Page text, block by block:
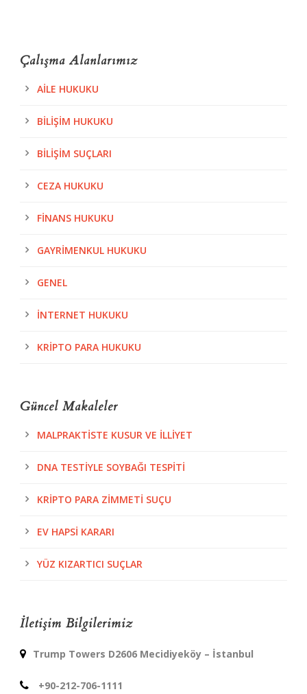
Çalışma Alanlarımız
AILE HUKUKU
BILIŞIM HUKUKU
BILIŞIM SUÇLARI
CEZA HUKUKU
FINANS HUKUKU
GAYRIMENKUL HUKUKU
GENEL
İNTERNET HUKUKU
KRIPTO PARA HUKUKU
Güncel Makaleler
MALPRAKTISTE KUSUR VE İLLIYET
DNA TESTIYLE SOYBAĞI TESPITI
KRIPTO PARA ZIMMETI SUÇU
EV HAPSI KARARI
YÜZ KIZARTICI SUÇLAR
İletişim Bilgilerimiz
Trump Towers D2606 Mecidiyeköy – İstanbul
+90-212-706-1111